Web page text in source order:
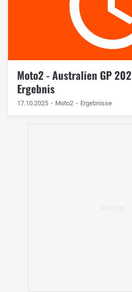
Moto2 - Australien GP
Ergebnis
17.10.2025 Moto2 Ergebnisse